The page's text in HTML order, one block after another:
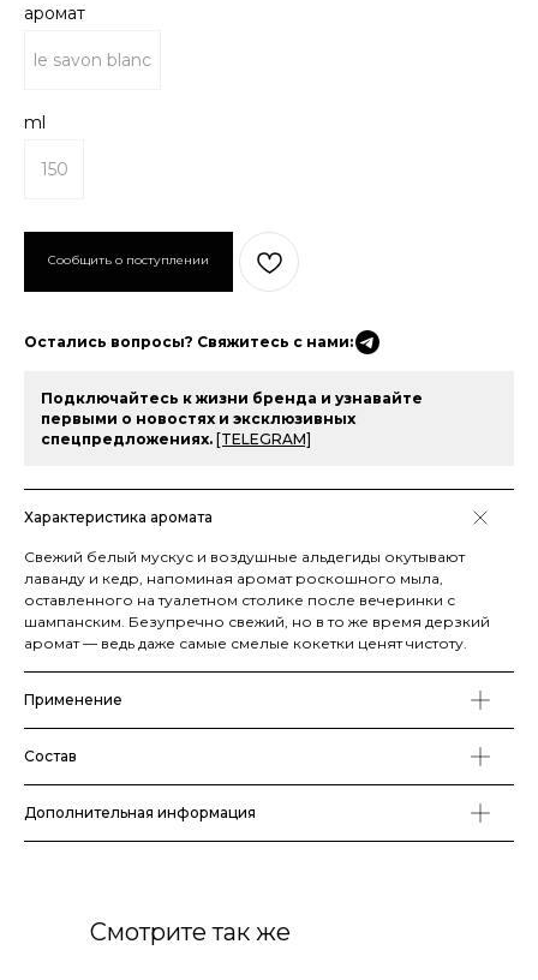
аромат
le savon blanc
ml
150
Остались вопросы? Свяжитесь с нами:
Подключайтесь к жизни бренда и узнавайте
первыми о новостях и эксклюзивных
спецпредложениях. [TELEGRAM]
Характеристика аромата
Свежий белый мускус и воздушные альдегиды окутывают
лаванду и кедр, напоминая аромат роскошного мыла,
оставленного на туалетном столике после вечеринки с
шампанским. Безупречно свежий, но в то же время дерзкий
аромат — ведь даже самые смелые кокетки ценят чистоту.
Применение
Состав
Дополнительная информация
Смотрите так же